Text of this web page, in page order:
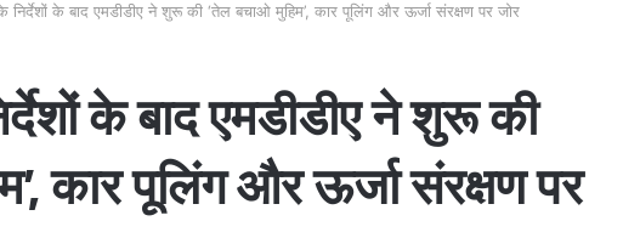
निर्देशों के बाद एमडीडीए ने शुरू की ‘तेल बचाओ मुहिम’, कार पूलिंग और ऊर्जा संरक्षण पर जोर
के बाद एमडीडीए ने शुरू की
कार पूलिंग और ऊर्जा संरक्षण पर
क्षेत्र
में